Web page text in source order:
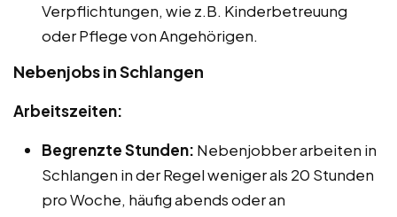
Verpflichtungen, wie z.B. Kinderbetreuung
oder Pflege von Angehörigen.
Nebenjobs in Schlangen
Arbeitszeiten:
Begrenzte Stunden: Nebenjobber arbeiten in
Schlangen in der Regel weniger als 20 Stunden
pro Woche, häufig abends oder an